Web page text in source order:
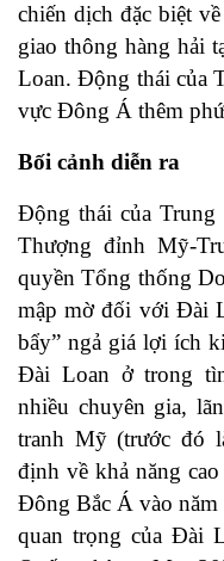
chiến dịch đặc biệt
giao thông hàng hải
Loan. Động thái của
vực Đông Á thêm
Bối cảnh diễn ra
Động thái của
Thượng đỉnh Mỹ-
quyền Tổng thống
mập mờ đối với Đài
bẩy” ngả giá lợi ích
Đài Loan ở trong
nhiều chuyên gia,
tranh Mỹ (trước đó
định về khả năng
Đông Bắc Á vào năm
quan trọng của Đài